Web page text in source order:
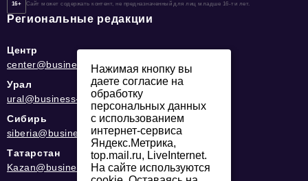
16+ Сайт может содержать контент, не предназначенный для лиц младше 16-ти лет.
Региональные редакции
Центр
center@business-magazine.online
Урал
ural@business-magazine.online
Сибирь
siberia@business-magazine.online
Татарстан
Kazan@business-magazine.online
Нажимая кнопку вы
даете согласие на
обработку
персональных данных
с использованием
интернет-сервиса
Яндекс.Метрика,
top.mail.ru, LiveInternet.
На сайте используются